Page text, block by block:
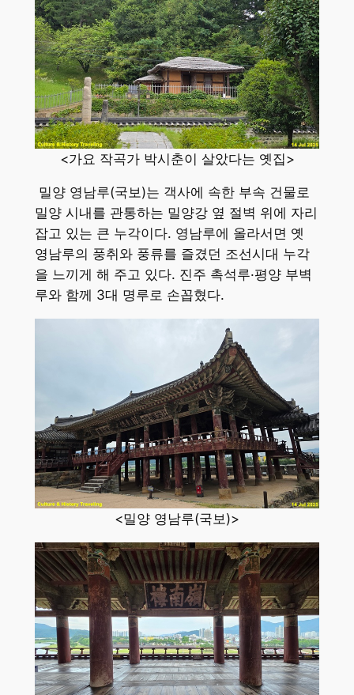
<가요 작곡가 박시춘이 살았다는 옛집>
밀양 영남루(국보)는 객사에 속한 부속 건물로
밀양 시내를 관통하는 밀양강 옆 절벽 위에 자리
잡고 있는 큰 누각이다. 영남루에 올라서면 옛
영남루의 풍취와 풍류를 즐겼던 조선시대 누각
을 느끼게 해 주고 있다. 진주 촉석루·평양 부벽
루와 함께 3대 명루로 손꼽혔다.
<밀양 영남루(국보)>